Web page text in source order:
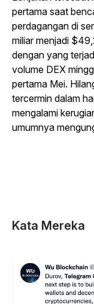
pertama saat
perdagangan di
miliar menjadi
dengan yang
volume DEX
pertama Mei.
tercermin dalam
mengalami
umumnya
Kata Mereka